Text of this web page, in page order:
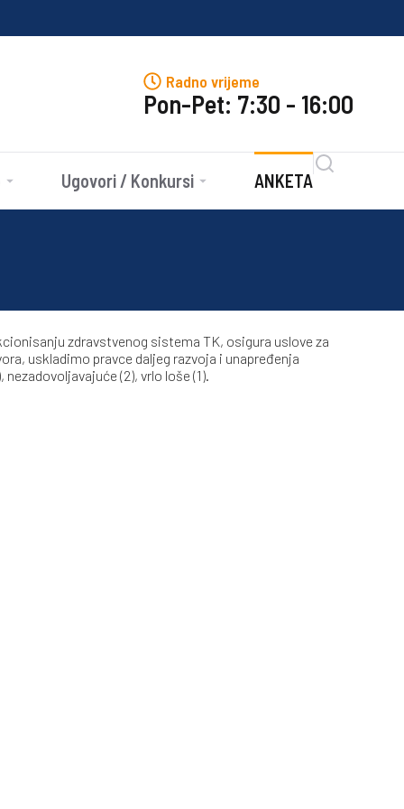
Radno vrijeme
Pon-Pet: 7:30 - 16:00
Ugovori / Konkursi ANKETA
zdravstvenog sistema TK, osigura uslove za
uskladimo pravce daljeg razvoja i unapređenja
(2), vrlo loše (1).